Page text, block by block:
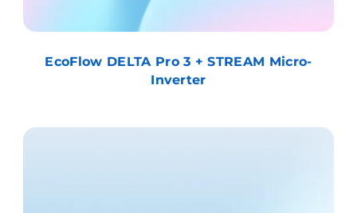
EcoFlow DELTA Pro 3 + STREAM Micro-
Inverter